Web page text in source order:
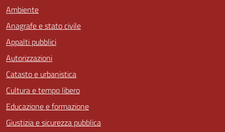
Ambiente
Anagrafe e stato civile
Appalti pubblici
Autorizzazioni
Catasto e urbanistica
Cultura e tempo libero
Educazione e formazione
Giustizia e sicurezza pubblica